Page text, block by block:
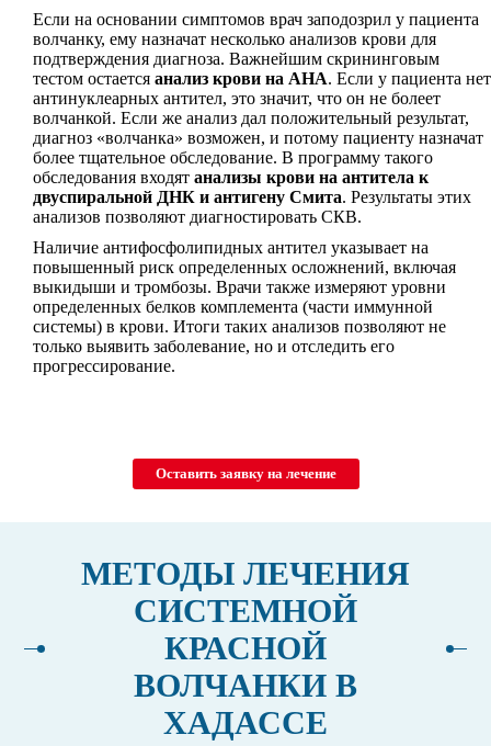
Если на основании симптомов врач заподозрил у пациента
волчанку, ему назначат несколько анализов крови для
подтверждения диагноза. Важнейшим скрининговым
тестом остается анализ крови на АНА. Если у пациента нет
антинуклеарных антител, это значит, что он не болеет
волчанкой. Если же анализ дал положительный результат,
диагноз «волчанка» возможен, и потому пациенту назначат
более тщательное обследование. В программу такого
обследования входят анализы крови на антитела к
двуспиральной ДНК и антигену Смита. Результаты этих
анализов позволяют диагностировать СКВ.
Наличие антифосфолипидных антител указывает на
повышенный риск определенных осложнений, включая
выкидыши и тромбозы. Врачи также измеряют уровни
определенных белков комплемента (части иммунной
системы) в крови. Итоги таких анализов позволяют не
только выявить заболевание, но и отследить его
прогрессирование.
Оставить заявку на лечение
МЕТОДЫ ЛЕЧЕНИЯ
СИСТЕМНОЙ
КРАСНОЙ
ВОЛЧАНКИ В
ХАДАССЕ